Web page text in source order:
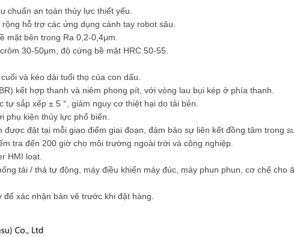
chuẩn an toàn thủy lực thiết yếu.
hỗ trợ các ứng dụng cánh tay robot sâu.
mặt bên trong Ra 0,2-0,4μm.
30-50μm, độ cứng bề mặt HRC 50-55.
và kéo dài tuổi thọ của con dấu.
kết hợp thanh và niêm phong pít, với vòng lau bụi kép ở phía thanh.
sắp xếp ± 5 °, giảm nguy cơ thiệt hại do tải bên.
phụ kiện thủy lực phổ biến.
đặt tại mỗi giao điểm giai đoạn, đảm bảo sự liên kết đồng tâm trong
tra đến 200 giờ cho môi trường ngoài trời và công nghiệp.
HMI loạt.
tải / thả tự động, máy điều khiển máy đúc, máy phun phun, cơ chế cho
xác nhận bản vẽ trước khi đặt hàng.